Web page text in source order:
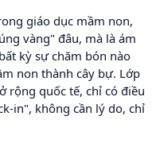
giáo dục mầm non,
vàng" đâu, mà là ám
kỳ sự chăm bón nào
non thành cây bự. Lớp
rộng quốc tế, chỉ có điều
in", không cần lý do, chỉ